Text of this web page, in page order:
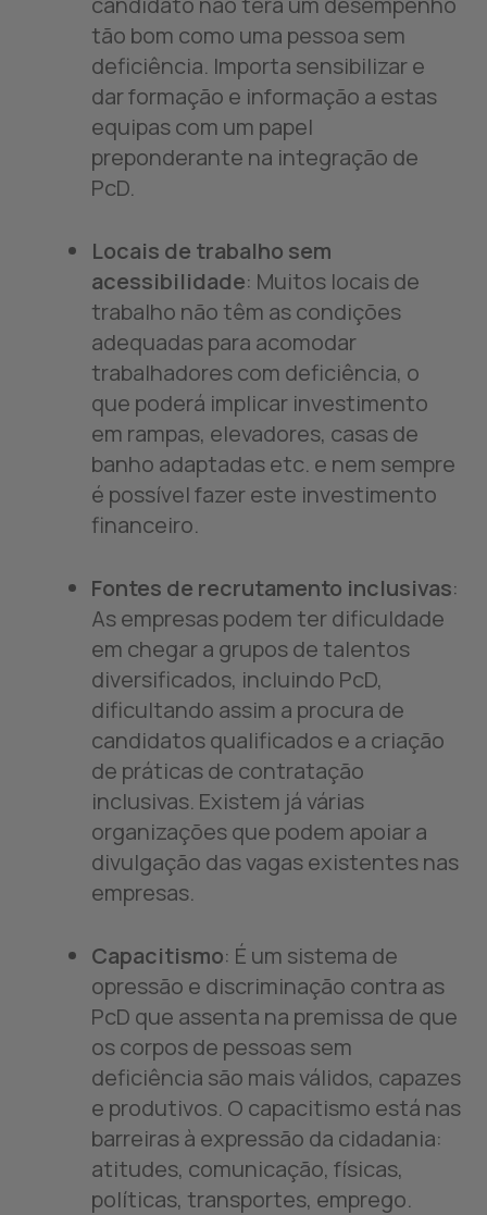
tão bom como uma pessoa sem
deficiência. Importa sensibilizar e
dar formação e informação a estas
equipas com um papel
preponderante na integração de
PcD.
Locais de trabalho sem
acessibilidade: Muitos locais de
trabalho não têm as condições
adequadas para acomodar
trabalhadores com deficiência, o
que poderá implicar investimento
em rampas, elevadores, casas de
banho adaptadas etc. e nem sempre
é possível fazer este investimento
financeiro.
Fontes de recrutamento inclusivas:
As empresas podem ter dificuldade
em chegar a grupos de talentos
diversificados, incluindo PcD,
dificultando assim a procura de
candidatos qualificados e a criação
de práticas de contratação
inclusivas. Existem já várias
organizações que podem apoiar a
divulgação das vagas existentes nas
empresas.
Capacitismo: É um sistema de
opressão e discriminação contra as
PcD que assenta na premissa de que
os corpos de pessoas sem
deficiência são mais válidos, capazes
e produtivos. O capacitismo está nas
barreiras à expressão da cidadania:
atitudes, comunicação, físicas,
políticas, transportes, emprego.